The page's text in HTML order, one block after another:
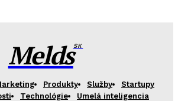
MeldsSK
Produkty Služby
Startupy
Technológie
Umelá inteligencia